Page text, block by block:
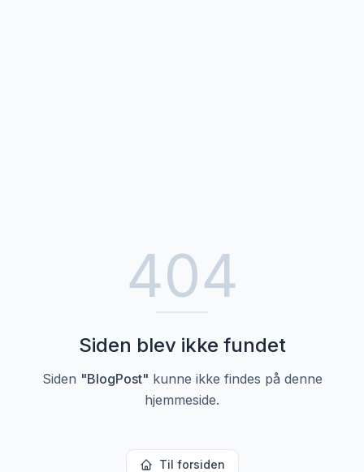
404
Siden blev ikke fundet
Siden "BlogPost" kunne ikke findes på denne
hjemmeside.
Til forsiden